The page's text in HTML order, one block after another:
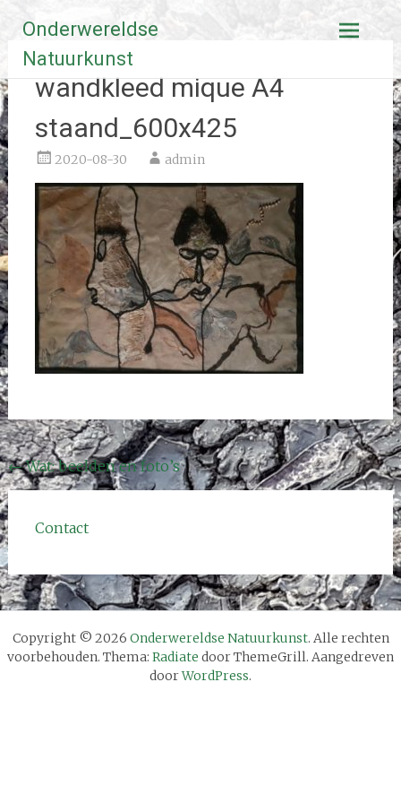
naar
inhoud
Onderwereldse
Natuurkunst
wandkleed mique A4
staand_600x425
2020-08-30 admin
Bericht
navigatie
←Wat: beelden en foto’s
Contact
Copyright © 2026 Onderwereldse Natuurkunst. Alle rechten
voorbehouden. Thema: Radiate door ThemeGrill. Aangedreven
doorWordPress.